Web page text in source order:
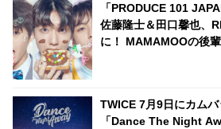
「PRODUCE 101
佐藤隆士＆田口馨也、
に！ MAMAMOOの後
TWICE 7月9日にカム
「Dance The Night